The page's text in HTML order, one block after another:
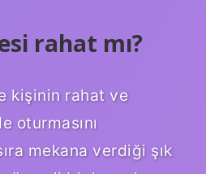
rahat mı?
kişinin rahat ve
oturmasını
mekana verdiği şık